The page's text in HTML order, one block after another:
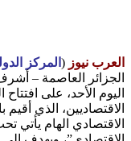
العرب نيوز ( المركز
الجزائر العاصمة –
اليوم الأحد، على
الاقتصاديين، الذي